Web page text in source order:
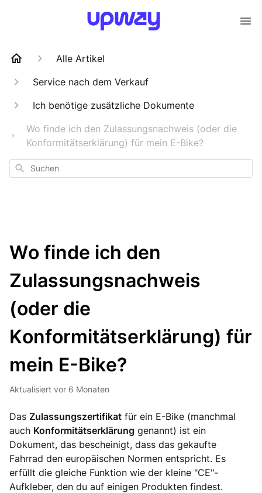
Alle Artikel
Service nach dem Verkauf
Ich benötige zusätzliche Dokumente
Wo finde ich den Zulassungsnachweis (oder die
Konformitätserklärung) für mein E-Bike?
Suchen
Wo finde ich den
Zulassungsnachweis
(oder die
Konformitätserklärung) für
mein E-Bike?
Aktualisiert vor 6 Monaten
Das Zulassungszertifikat für ein E-Bike (manchmal
auch Konformitätserklärung genannt) ist ein
Dokument, das bescheinigt, dass das gekaufte
Fahrrad den europäischen Normen entspricht. Es
erfüllt die gleiche Funktion wie der kleine "CE"-
Aufkleber, den du auf einigen Produkten findest.